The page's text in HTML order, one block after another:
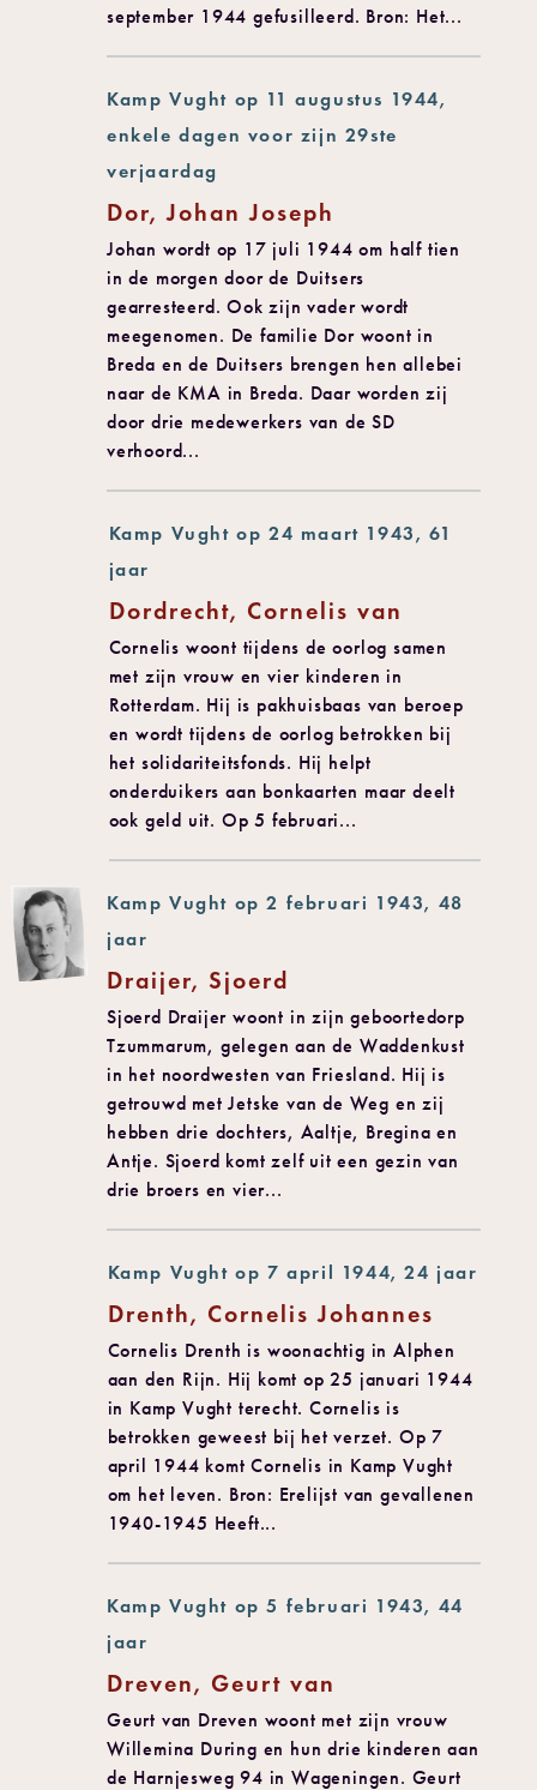
september 1944 gefusilleerd. Bron: Het...
Kamp Vught op 11 augustus 1944,
enkele dagen voor zijn 29ste
verjaardag
Dor, Johan Joseph
Johan wordt op 17 juli 1944 om half tien
in de morgen door de Duitsers
gearresteerd. Ook zijn vader wordt
meegenomen. De familie Dor woont in
Breda en de Duitsers brengen hen allebei
naar de KMA in Breda. Daar worden zij
door drie medewerkers van de SD
verhoord...
Kamp Vught op 24 maart 1943, 61
jaar
Dordrecht, Cornelis van
Cornelis woont tijdens de oorlog samen
met zijn vrouw en vier kinderen in
Rotterdam. Hij is pakhuisbaas van beroep
en wordt tijdens de oorlog betrokken bij
het solidariteitsfonds. Hij helpt
onderduikers aan bonkaarten maar deelt
ook geld uit. Op 5 februari...
Kamp Vught op 2 februari 1943, 48
jaar
Draijer, Sjoerd
Sjoerd Draijer woont in zijn geboortedorp
Tzummarum, gelegen aan de Waddenkust
in het noordwesten van Friesland. Hij is
getrouwd met Jetske van de Weg en zij
hebben drie dochters, Aaltje, Bregina en
Antje. Sjoerd komt zelf uit een gezin van
drie broers en vier...
Kamp Vught op 7 april 1944, 24 jaar
Drenth, Cornelis Johannes
Cornelis Drenth is woonachtig in Alphen
aan den Rijn. Hij komt op 25 januari 1944
in Kamp Vught terecht. Cornelis is
betrokken geweest bij het verzet. Op 7
april 1944 komt Cornelis in Kamp Vught
om het leven. Bron: Erelijst van gevallenen
1940-1945 Heeft...
Kamp Vught op 5 februari 1943, 44
jaar
Dreven, Geurt van
Geurt van Dreven woont met zijn vrouw
Willemina During en hun drie kinderen aan
de Harnjesweg 94 in Wageningen. Geurt